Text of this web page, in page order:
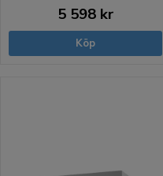
5 598 kr
Köp